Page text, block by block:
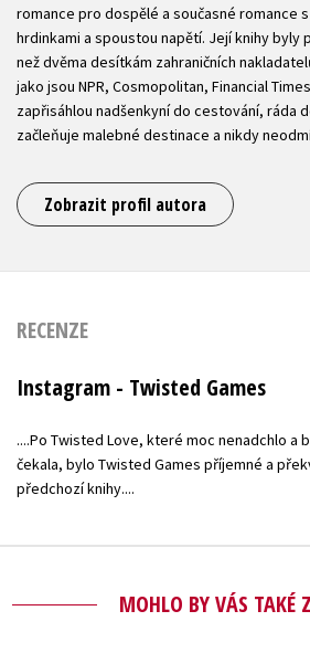
romance pro dospělé a současné romance
hrdinkami a spoustou napětí. Její knihy byly
než dvěma desítkám zahraničních
jako jsou NPR, Cosmopolitan, Financial
zapřisáhlou nadšenkyní do cestování, ráda
začleňuje malebné destinace a nikdy
Zobrazit profil autora
RECENZE
Instagram - Twisted Games
....Po Twisted Love, které moc nenadchlo a
čekala, bylo Twisted Games příjemné a
předchozí knihy....
MOHLO BY VÁS TAKÉ